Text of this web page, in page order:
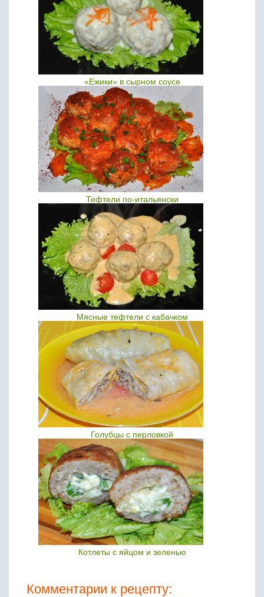
«Ежики» в сырном соусе
Тефтели по-итальянски
Мясные тефтели с кабачком
Голубцы с перловкой
Котлеты с яйцом и зеленью
Комментарии к рецепту: